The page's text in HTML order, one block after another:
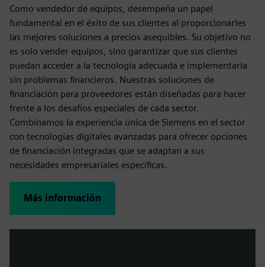
Como vendedor de equipos, desempeña un papel
fundamental en el éxito de sus clientes al proporcionarles
las mejores soluciones a precios asequibles. Su objetivo no
es solo vender equipos, sino garantizar que sus clientes
puedan acceder a la tecnología adecuada e implementarla
sin problemas financieros. Nuestras soluciones de
financiación para proveedores están diseñadas para hacer
frente a los desafíos especiales de cada sector.
Combinamos la experiencia única de Siemens en el sector
con tecnologías digitales avanzadas para ofrecer opciones
de financiación integradas que se adaptan a sus
necesidades empresariales específicas.
Más información